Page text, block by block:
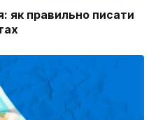
як правильно писати